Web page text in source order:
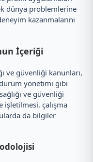
dünya problemlerine
kazanmalarını
İçeriği
ve güvenliği kanunları,
yönetimi gibi
ve güvenliği
çalışma
da bilgiler